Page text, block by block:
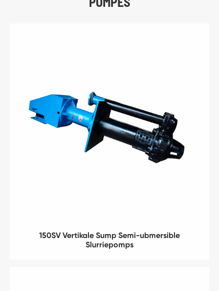
150SV Vertikale Sump Semi-ubmersible
Slurriepomps